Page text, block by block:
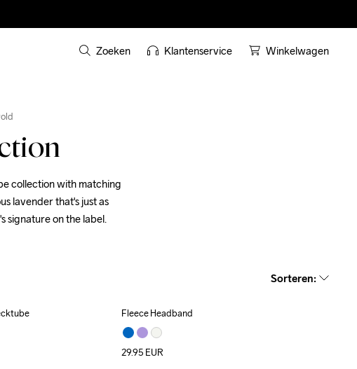
Zoeken Klantenservice Winkelwagen
collection with matching
lavender that's just as
signature on the label.
Sorteren:
Fleece Headband
29.95 EUR